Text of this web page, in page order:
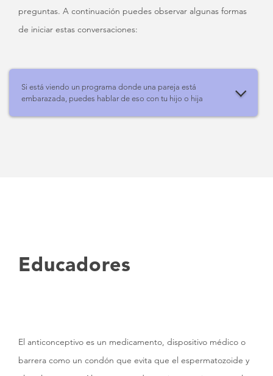
preguntas. A continuación puedes observar algunas formas
de iniciar estas conversaciones:
Si está viendo un programa donde una pareja está
embarazada, puedes hablar de eso con tu hijo o hija
Educadores
El anticonceptivo es un medicamento, dispositivo médico o
barrera como un condón que evita que el espermatozoide y